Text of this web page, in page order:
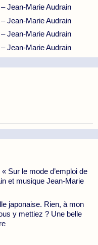
Jean-Marie Audrain
Jean-Marie Audrain
Jean-Marie Audrain
Jean-Marie Audrain
Sur le mode d’emploi de
et musique Jean-Marie
japonaise. Rien, à mon
y mettiez ? Une belle